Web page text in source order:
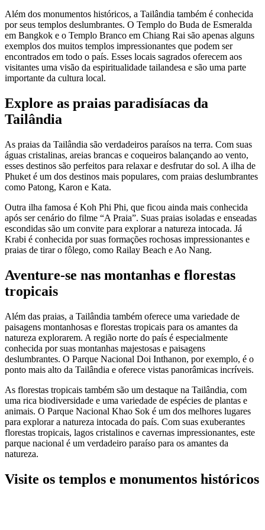
Além dos monumentos históricos, a Tailândia também é conhecida
por seus templos deslumbrantes. O Templo do Buda de Esmeralda
em Bangkok e o Templo Branco em Chiang Rai são apenas alguns
exemplos dos muitos templos impressionantes que podem ser
encontrados em todo o país. Esses locais sagrados oferecem aos
visitantes uma visão da espiritualidade tailandesa e são uma parte
importante da cultura local.
Explore as praias paradisíacas da
Tailândia
As praias da Tailândia são verdadeiros paraísos na terra. Com suas
águas cristalinas, areias brancas e coqueiros balançando ao vento,
esses destinos são perfeitos para relaxar e desfrutar do sol. A ilha de
Phuket é um dos destinos mais populares, com praias deslumbrantes
como Patong, Karon e Kata.
Outra ilha famosa é Koh Phi Phi, que ficou ainda mais conhecida
após ser cenário do filme “A Praia”. Suas praias isoladas e enseadas
escondidas são um convite para explorar a natureza intocada. Já
Krabi é conhecida por suas formações rochosas impressionantes e
praias de tirar o fôlego, como Railay Beach e Ao Nang.
Aventure-se nas montanhas e florestas
tropicais
Além das praias, a Tailândia também oferece uma variedade de
paisagens montanhosas e florestas tropicais para os amantes da
natureza explorarem. A região norte do país é especialmente
conhecida por suas montanhas majestosas e paisagens
deslumbrantes. O Parque Nacional Doi Inthanon, por exemplo, é o
ponto mais alto da Tailândia e oferece vistas panorâmicas incríveis.
As florestas tropicais também são um destaque na Tailândia, com
uma rica biodiversidade e uma variedade de espécies de plantas e
animais. O Parque Nacional Khao Sok é um dos melhores lugares
para explorar a natureza intocada do país. Com suas exuberantes
florestas tropicais, lagos cristalinos e cavernas impressionantes, este
parque nacional é um verdadeiro paraíso para os amantes da
natureza.
Visite os templos e monumentos históricos